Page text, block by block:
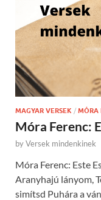
MAGYAR VERSEK / MÓRA
Móra Ferenc:
byVersek mindenkinek
Móra Ferenc: Este
Aranyhajú lányom,
simítsd Puhára a